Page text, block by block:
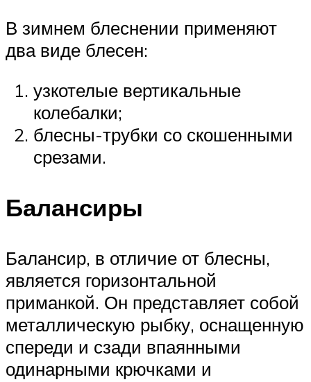
В зимнем блеснении применяют
два виде блесен:
узкотелые вертикальные
колебалки;
блесны-трубки со скошенными
срезами.
Балансиры
Балансир, в отличие от блесны,
является горизонтальной
приманкой. Он представляет собой
металлическую рыбку, оснащенную
спереди и сзади впаянными
одинарными крючками и